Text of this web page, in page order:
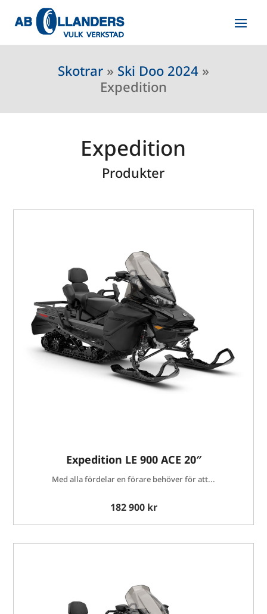
Skotrar» Ski Doo 2024»
Expedition
Expedition
Produkter
Expedition LE 900 ACE 20″
Med alla fördelar en förare behöver för att...
182 900 kr